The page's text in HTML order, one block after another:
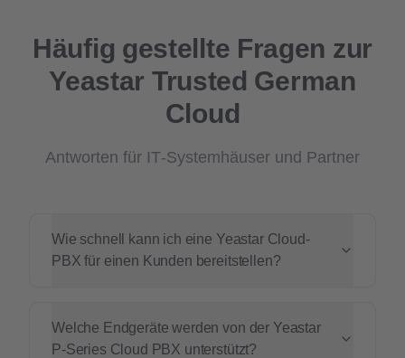
Häufig gestellte Fragen zur
Yeastar Trusted German
Cloud
Antworten für IT‑Systemhäuser und Partner
Wie schnell kann ich eine Yeastar Cloud-
PBX für einen Kunden bereitstellen?
Welche Endgeräte werden von der Yeastar
P‑Series Cloud PBX unterstützt?